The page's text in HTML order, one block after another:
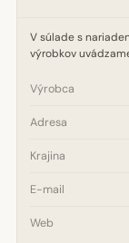
V súlade s
výrobkov
Výrobca
Adresa
Krajina
E-mail
Web